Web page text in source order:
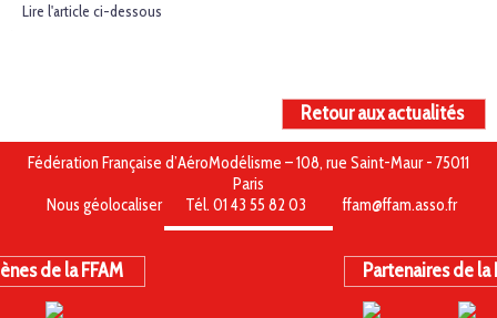
Lire l'article ci-dessous
Retour aux actualités
Fédération Française d’AéroModélisme – 108, rue Saint-Maur - 75011
Paris
Nous géolocaliser
Tél. 01 43 55 82 03 ffam@ffam.asso.fr
de la FFAM Partenaires de la